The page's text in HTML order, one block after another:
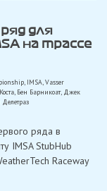
для
на трассе
, IMSA,Vasser
, Бен Барникоат, Джек
ряда в
IMSA StubHub
Raceway